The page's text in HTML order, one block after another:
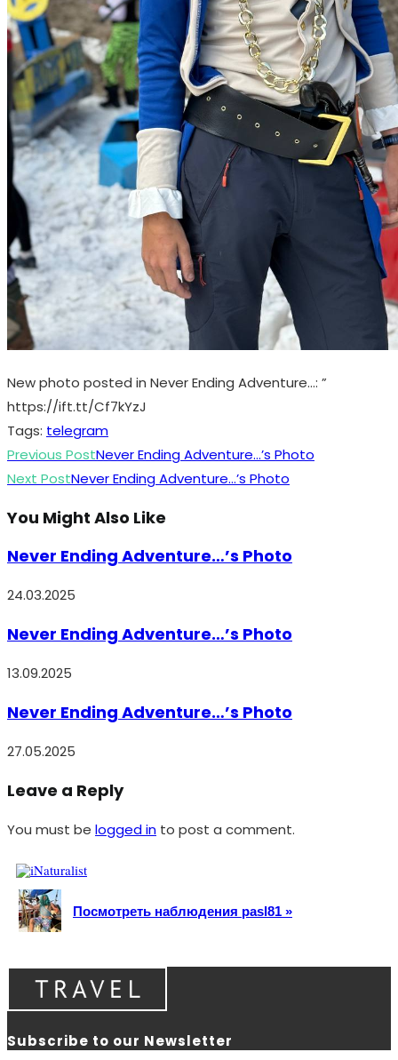
New photo posted in Never Ending Adventure…: ”
https://ift.tt/Cf7kYzJ
Tags: telegram
Read
more
Previous PostNever Ending Adventure…’s Photo
Next PostNever Ending Adventure…’s Photo
You Might Also Like
Never Ending Adventure…’s Photo
24.03.2025
Never Ending Adventure…’s Photo
13.09.2025
Never Ending Adventure…’s Photo
27.05.2025
Leave a Reply
You must be logged in to post a comment.
Посмотреть наблюдения pasl81 »
Subscribe to our Newsletter